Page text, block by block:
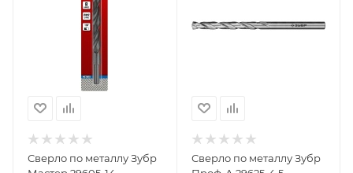
Сверло по металлу Зубр
Сверло по металлу Зубр